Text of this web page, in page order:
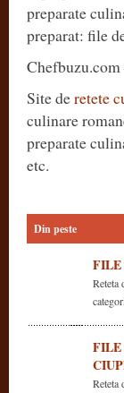
preparate
preparat: file
Chefbuzu.com
Site deretete
culinare
preparate
etc.
Din peste
FILE
Reteta
FILE
Reteta